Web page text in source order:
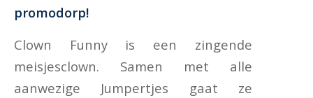
promodorp!
Clown Funny is een zingende
meisjesclown. Samen met alle
aanwezige Jumpertjes gaat ze